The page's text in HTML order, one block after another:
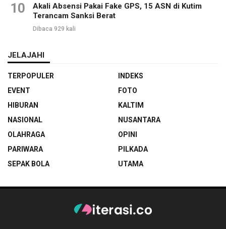
10
Akali Absensi Pakai Fake GPS, 15 ASN di Kutim
Terancam Sanksi Berat
Dibaca 929 kali
JELAJAHI
TERPOPULER
INDEKS
EVENT
FOTO
HIBURAN
KALTIM
NASIONAL
NUSANTARA
OLAHRAGA
OPINI
PARIWARA
PILKADA
SEPAK BOLA
UTAMA